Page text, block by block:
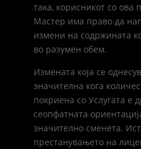
така, корисникот со
Мастер има право да
измени на содржината
во разумен обем.
Измената која се
значителна кога
покриена со Услугата е
сеопфатната
значително сменета.
престанувањето на